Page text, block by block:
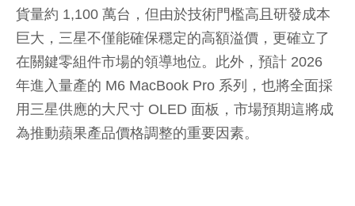
貨量約 1,100 萬台，但由於技術門檻高且研發成本
巨大，三星不僅能確保穩定的高額溢價，更確立了
在關鍵零組件市場的領導地位。此外，預計 2026
年進入量產的 M6 MacBook Pro 系列，也將全面採
用三星供應的大尺寸 OLED 面板，市場預期這將成
為推動蘋果產品價格調整的重要因素。